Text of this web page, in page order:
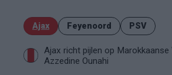
Ajax Feyenoord PSV
Ajax richt pijlen op Marokkaanse
Azzedine Ounahi